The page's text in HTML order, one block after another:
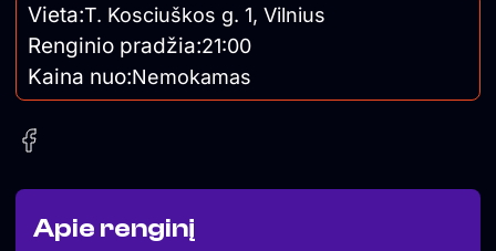
Apie renginį
Vieta:T. Kosciuškos g. 1, Vilnius
Renginio pradžia:21:00
Kaina nuo:Nemokamas